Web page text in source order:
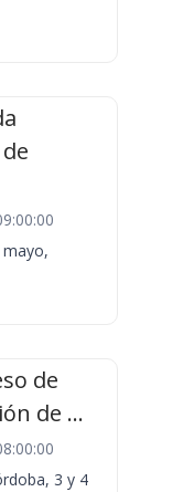
mayo,
de
de ...
3 y 4